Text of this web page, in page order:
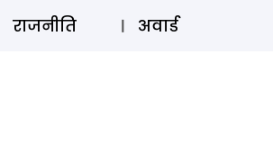
⚲ SUBSCRIBE
राजनीति अवार्ड